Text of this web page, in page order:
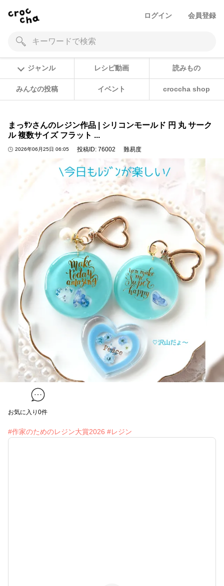
ログイン 会員登録
ジャンル レシピ動画 読みもの
みんなの投稿 イベント croccha shop
まっｻﾝさんのレジン作品 | シリコンモールド 円 丸 サーク
ル 複数サイズ フラット ...
2026年06月25日 06:05 投稿ID: 76002 難易度
お気に入り 0件
#作家のためのレジン大賞2026 #レジン